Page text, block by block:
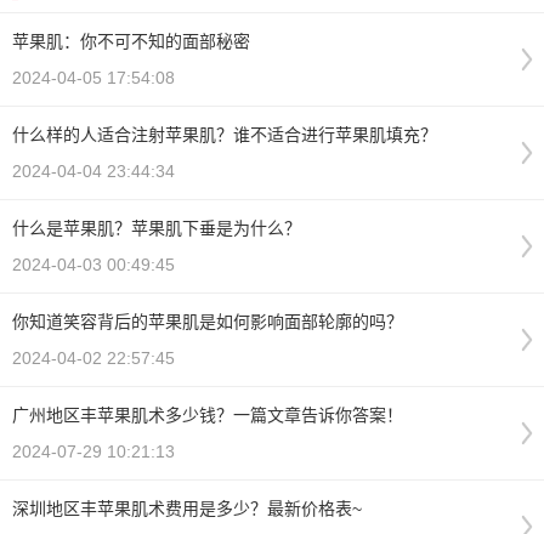
苹果肌：你不可不知的面部秘密
2024-04-05 17:54:08
什么样的人适合注射苹果肌？谁不适合进行苹果肌填充？
2024-04-04 23:44:34
什么是苹果肌？苹果肌下垂是为什么？
2024-04-03 00:49:45
你知道笑容背后的苹果肌是如何影响面部轮廓的吗？
2024-04-02 22:57:45
广州地区丰苹果肌术多少钱？一篇文章告诉你答案！
2024-07-29 10:21:13
深圳地区丰苹果肌术费用是多少？最新价格表~